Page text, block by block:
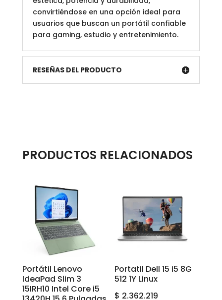
convirtiéndose en una opción ideal para
usuarios que buscan un portátil confiable
para gaming, estudio y entretenimiento.
RESEÑAS DEL PRODUCTO
PRODUCTOS RELACIONADOS
Portátil Lenovo
IdeaPad Slim 3
15IRH10 Intel Core i5
Portatil Dell 15 i5 8G
512 1Y Linux
$ 2.362.219